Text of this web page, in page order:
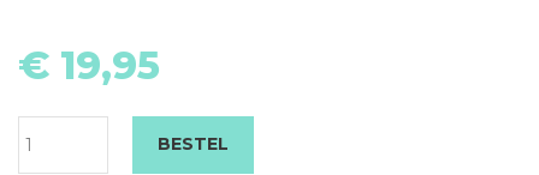
€ 19,95
BESTEL